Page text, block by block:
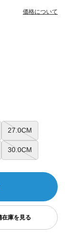
価格について
27.0CM
30.0CM